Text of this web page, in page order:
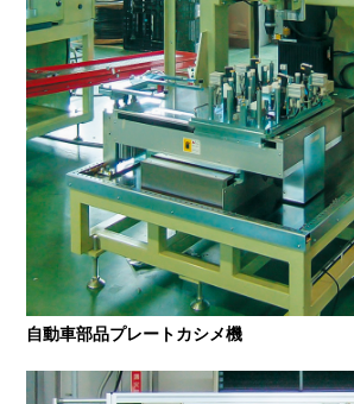
自動車部品プレートカシメ機